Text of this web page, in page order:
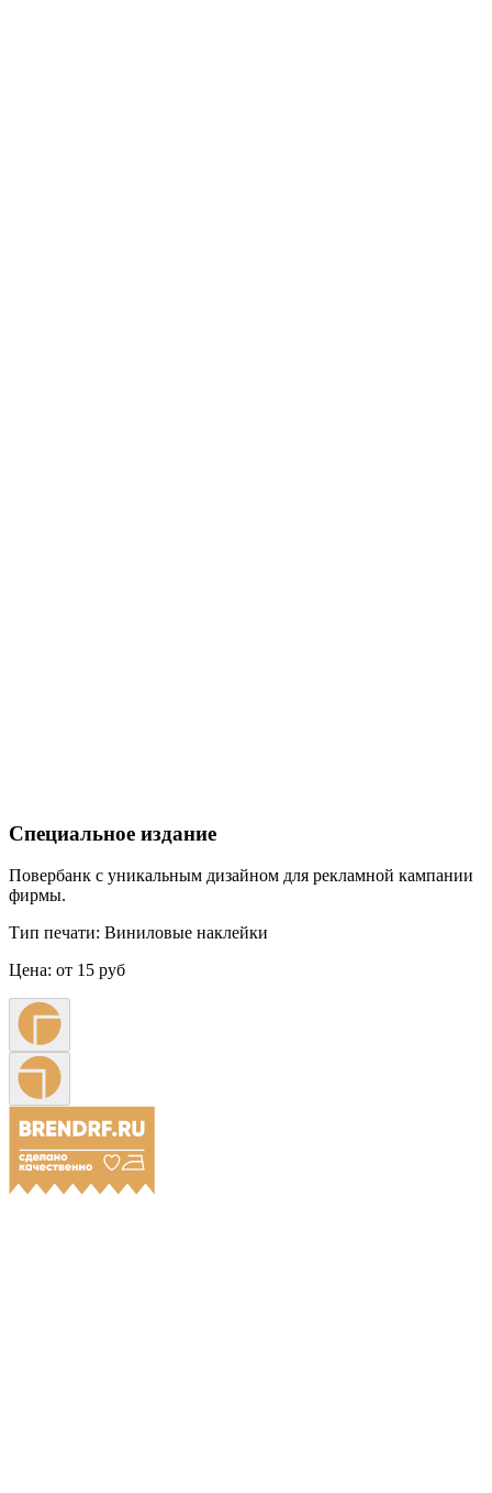
Специальное издание
Повербанк с уникальным дизайном для рекламной кампании
фирмы.
Тип печати: Виниловые наклейки
Цена: от 15 руб